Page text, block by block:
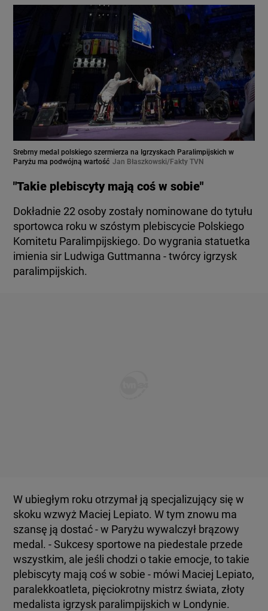
Srebrny medal polskiego szermierza na Igrzyskach Paralimpijskich w
Paryżu ma podwójną wartość Jan Błaszkowski/Fakty TVN
"Takie plebiscyty mają coś w sobie"
Dokładnie 22 osoby zostały nominowane do tytułu
sportowca roku w szóstym plebiscycie Polskiego
Komitetu Paralimpijskiego. Do wygrania statuetka
imienia sir Ludwiga Guttmanna - twórcy igrzysk
paralimpijskich.
W ubiegłym roku otrzymał ją specjalizujący się w
skoku wzwyż Maciej Lepiato. W tym znowu ma
szansę ją dostać - w Paryżu wywalczył brązowy
medal. - Sukcesy sportowe na piedestale przede
wszystkim, ale jeśli chodzi o takie emocje, to takie
plebiscyty mają coś w sobie - mówi Maciej Lepiato,
paralekkoatleta, pięciokrotny mistrz świata, złoty
medalista igrzysk paralimpijskich w Londynie.